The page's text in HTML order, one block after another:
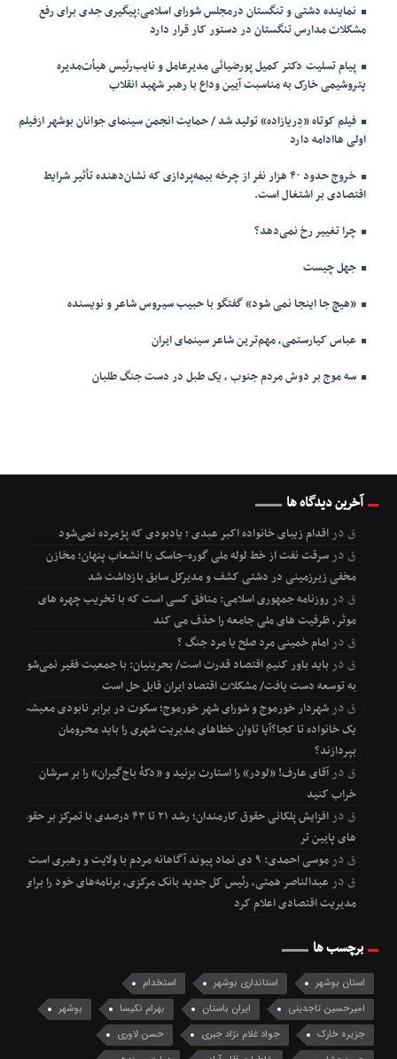
نماینده دشتی و تنگستان درمجلس شورای اسلامی:پیگیری جدی برای رفع
مشکلات مدارس تنگستان در دستور کار قرار دارد
پیام تسلیت دکتر کمیل پورضیائی مدیرعامل و نایب‌رئیس هیأت‌مدیره
پتروشیمی خارک به مناسبت آیین وداع با رهبر شهید انقلاب
فیلم کوتاه «دِریازاده» تولید شد / حمایت انجمن سینمای جوانان بوشهر ازفیلم
اولی هاادامه دارد
خروج حدود ۴۰ هزار نفر از چرخه بیمه‌پردازی که نشان‌دهنده تأثیر شرایط
اقتصادی بر اشتغال است.
چرا تغییر رخ نمی‌دهد؟
جهل چیست
«هیچ جا اینجا نمی شود» گفتگو با حبیب سیروس شاعر و نویسنده
عباس کیارستمی، مهم‌ترین شاعر سینمای ایران
سه موج بر دوش مردم جنوب ، یک طبل در دست جنگ طلبان
آخرین دیدگاه ها
قدراقدام زیبای خانواده اکبر عبدی ؛ یادبودی که پژمرده نمی‌شود
قدرسرقت نفت از خط لوله ملی گوره-جاسک با انشعاب پنهان؛ مخازن
مخفی زیرزمینی در دشتی کشف و مدیرکل سابق بازداشت شد
قدرروزنامه جمهوری اسلامی: منافق کسی است که با تخریب چهره های
موثر، ظرفیت های ملی جامعه را حذف می کند
قدرامام خمینی مرد صلح یا مرد جنگ ؟
قدرباید باور کنیم اقتصاد قدرت است/ بحرینیان: با جمعیت فقیر نمی‌شود
به توسعه دست یافت/ مشکلات اقتصاد ایران قابل حل است
قدرشهردار خورموج و شورای شهر خورموج؛ سکوت در برابر نابودی معیشت
یک خانواده تا کجا؟آیا تاوان خطاهای مدیریت شهری را باید محرومان
بپردازند؟
قدرآقای عارف! «لودر» را استارت بزنید و «دکۀ باج‌گیران» را بر سرشان
خراب کنید
قدر
افزایش پلکانی حقوق کارمندان؛ رشد ۲۱ تا ۴۳ درصدی با تمرکز بر حقوق
های پایین تر
قدرموسی احمدی: ۹ دی نماد پیوند آگاهانه مردم با ولایت و رهبری است
قدر عبدالناصر همتی، رئیس کل جدید بانک مرکزی، برنامه‌های خود را برای
مدیریت اقتصادی اعلام کرد
برچسب ها
استان بوشهر استانداری بوشهر
استخدام
امیرحسین تاجدینی
ایران باستان بهرام نکیسا
بوشهر
جزیره خارک
جواد غلام نژاد جبری
حسن لاوری